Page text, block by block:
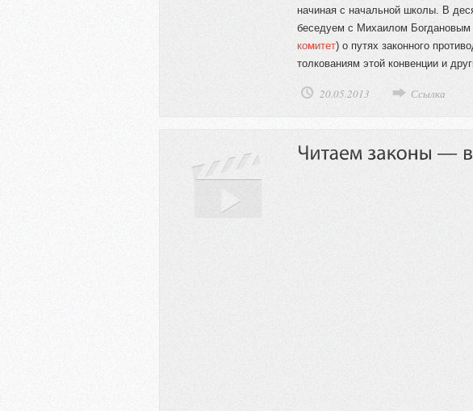
начиная с начальной школы. В
беседуем с Михаилом Богдановым
комитет) о путях законного
толкованиям этой конвенции и
20.05.2013 Ссылка